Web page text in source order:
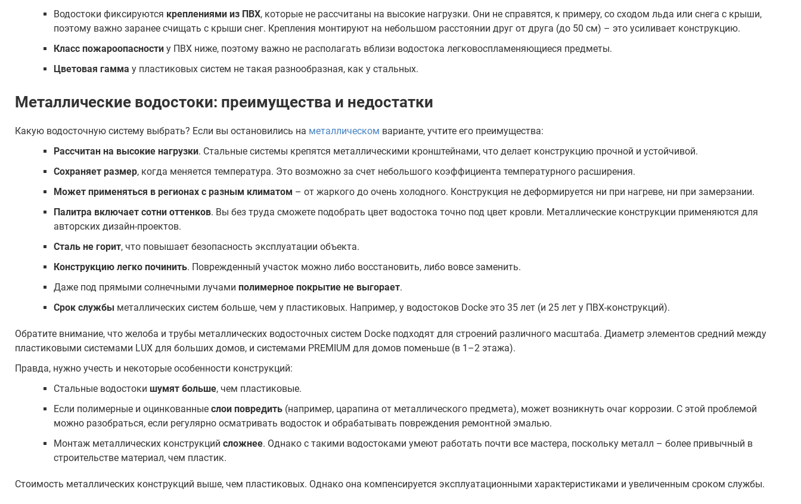
Водостоки фиксируются креплениями из ПВХ, которые не рассчитаны на высокие нагрузки. Они не справятся, к примеру, со сходом льда или снега с крыши,
поэтому важно заранее счищать с крыши снег. Крепления монтируют на небольшом расстоянии друг от друга (до 50 см) – это усиливает конструкцию.
Класс пожароопасностиу ПВХ ниже, поэтому важно не располагать вблизи водостока легковоспламеняющиеся предметы.
Цветовая гамма у пластиковых систем не такая разнообразная, как у стальных.
Металлические водостоки: преимущества и недостатки
Какую водосточную систему выбрать? Если вы остановились на металлическом варианте, учтите его преимущества:
Рассчитан на высокие нагрузки. Стальные системы крепятся металлическими кронштейнами, что делает конструкцию прочной и устойчивой.
Сохраняет размер, когда меняется температура. Это возможно за счет небольшого коэффициента температурного расширения.
Может применяться в регионах с разным климатом – от жаркого до очень холодного. Конструкция не деформируется ни при нагреве, ни при замерзании.
Палитра включает сотни оттенков. Вы без труда сможете подобрать цвет водостока точно под цвет кровли. Металлические конструкции применяются для
авторских дизайн-проектов.
Сталь не горит, что повышает безопасность эксплуатации объекта.
Конструкцию легко починить. Поврежденный участок можно либо восстановить, либо вовсе заменить.
Даже под прямыми солнечными лучами полимерное покрытие не выгорает.
Срок службыметаллических систем больше, чем у пластиковых. Например, у водостоков Docke это 35 лет (и 25 лет у ПВХ-конструкций).
Обратите внимание, что желоба и трубы металлических водосточных систем Docke подходят для строений различного масштаба. Диаметр элементов средний между
пластиковыми системами LUX для больших домов, и системами PREMIUM для домов поменьше (в 1–2 этажа).
Правда, нужно учесть и некоторые особенности конструкций:
Стальные водостоки шумят больше, чем пластиковые.
Если полимерные и оцинкованные слои повредить(например, царапина от металлического предмета), может возникнуть очаг коррозии. С этой проблемой
можно разобраться, если регулярно осматривать водосток и обрабатывать повреждения ремонтной эмалью.
Монтаж металлических конструкций сложнее. Однако с такими водостоками умеют работать почти все мастера, поскольку металл – более привычный в
строительстве материал, чем пластик.
Стоимость металлических конструкций выше, чем пластиковых. Однако она компенсируется эксплуатационными характеристиками и увеличенным сроком службы.